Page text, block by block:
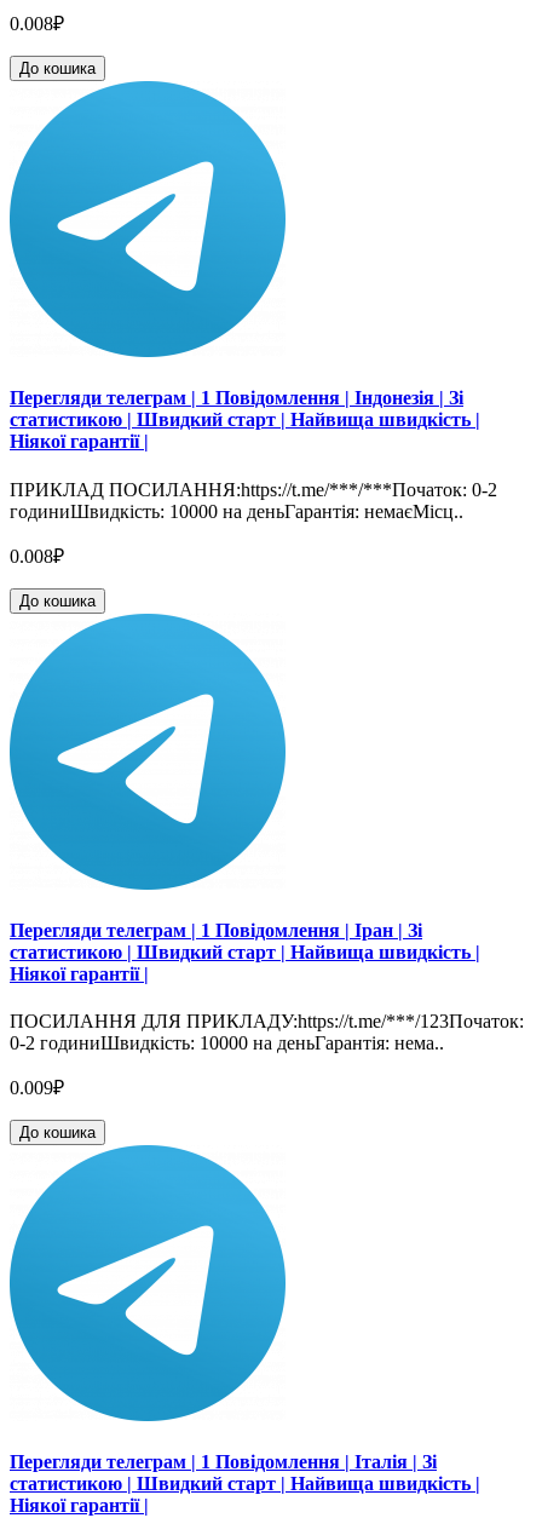
0.008₽
До кошика
Перегляди телеграм | 1 Повідомлення | Індонезія | Зі
статистикою | Швидкий старт | Найвища швидкість |
Ніякої гарантії |
ПРИКЛАД ПОСИЛАННЯ:https://t.me/***/***Початок: 0-2
годиниШвидкість: 10000 на деньГарантія: немаєМісц..
0.008₽
До кошика
Перегляди телеграм | 1 Повідомлення | Іран | Зі
статистикою | Швидкий старт | Найвища швидкість |
Ніякої гарантії |
ПОСИЛАННЯ ДЛЯ ПРИКЛАДУ:https://t.me/***/123Початок:
0-2 годиниШвидкість: 10000 на деньГарантія: нема..
0.009₽
До кошика
Перегляди телеграм | 1 Повідомлення | Італія | Зі
статистикою | Швидкий старт | Найвища швидкість |
Ніякої гарантії |